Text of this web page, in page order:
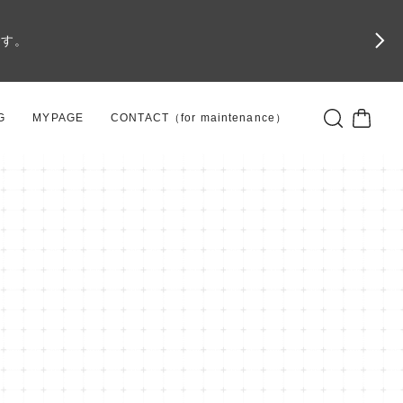
。
MYPAGE CONTACT（for maintenance）